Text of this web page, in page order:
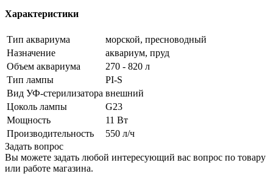
Характеристики
Тип аквариума
морской, пресноводный
Назначение
аквариум, пруд
Объем аквариума
270 - 820 л
Тип лампы
PI-S
Вид УФ-стерилизатора внешний
Цоколь лампы
G23
Мощность
11 Вт
Производительность
550 л/ч
Задать вопрос
Вы можете задать любой интересующий вас вопрос по товару
или работе магазина.